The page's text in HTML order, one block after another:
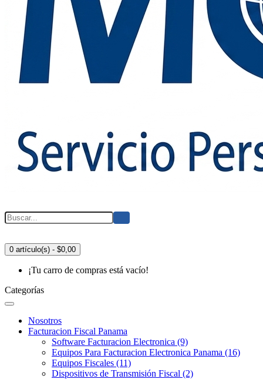
0 artículo(s) - $0,00
¡Tu carro de compras está vacío!
Categorías
Nosotros
Facturacion Fiscal Panama
Software Facturacion Electronica (9)
Equipos Para Facturacion Electronica Panama (16)
Equipos Fiscales (11)
Dispositivos de Transmisión Fiscal (2)